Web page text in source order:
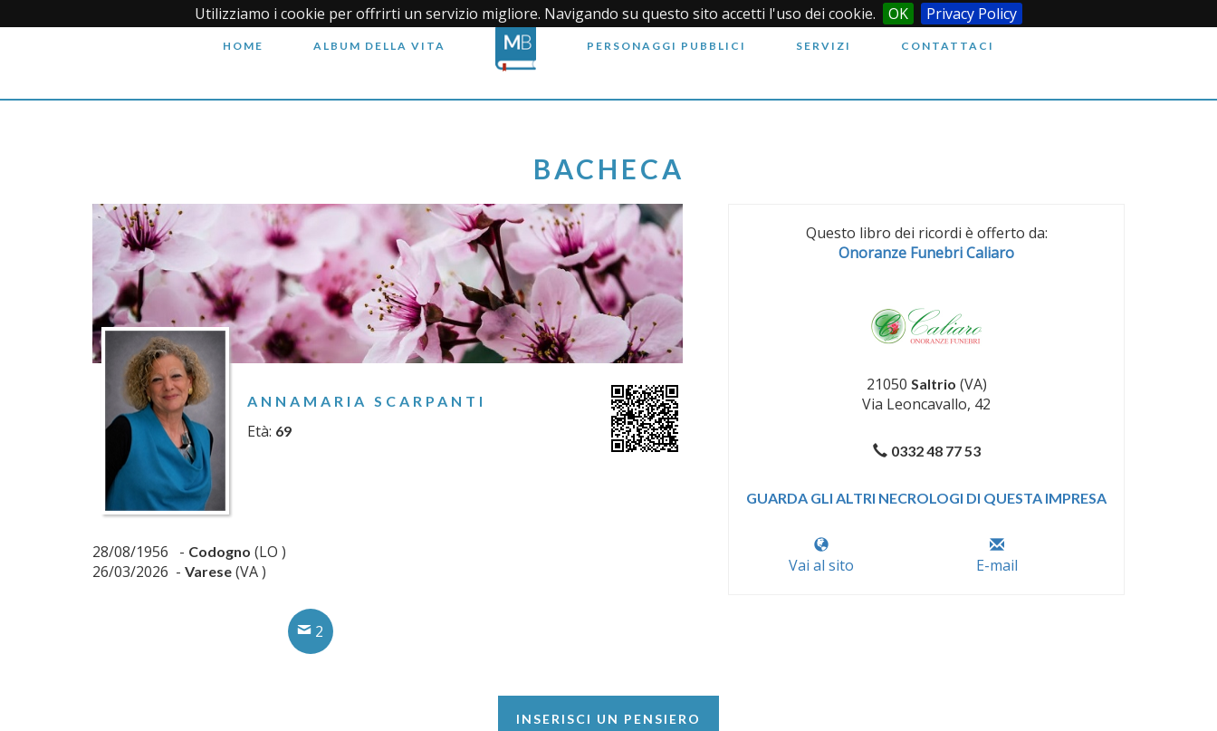
Utilizziamo i cookie per offrirti un servizio migliore. Navigando su questo sito accetti l'uso dei cookie. OK Privacy Policy
HOME ALBUM DELLA VITA PERSONAGGI PUBBLICI SERVIZI CONTATTACI
BACHECA
ANNAMARIA SCARPANTI
Età: 69
28/08/1956 - Codogno (LO )
26/03/2026 - Varese (VA )
2
Questo libro dei ricordi è offerto da:
Onoranze Funebri Caliaro
21050 Saltrio (VA)
Via Leoncavallo, 42
0332 48 77 53
GUARDA GLI ALTRI NECROLOGI DI QUESTA IMPRESA
Vai al sito E-mail
INSERISCI UN PENSIERO